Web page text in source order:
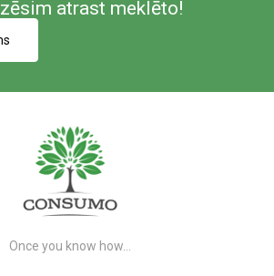
atrast meklēto!
Once you know how…